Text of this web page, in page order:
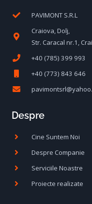
i
ț
a
f
o
r
e
n
s
t
PAVIMONT S.R.L
Craiova, Dolj,
Str. Caracal nr.1,
+40 (785) 399 993
+40 (773) 843 646
Despre
Cine Suntem Noi
Despre Companie
Serviciile Noastre
Proiecte realizate